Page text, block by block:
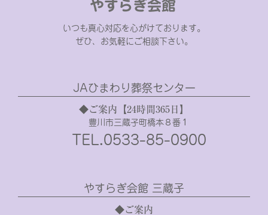
いつも真心対応を心がけております。
ぜひ、お気軽にご相談下さい。
JAひまわり葬祭センター
◆ご案内【24時間365日】
豊川市三蔵子町橋本８番１
TEL.0533-85-0900
やすらぎ会館 三蔵子
◆ご案内